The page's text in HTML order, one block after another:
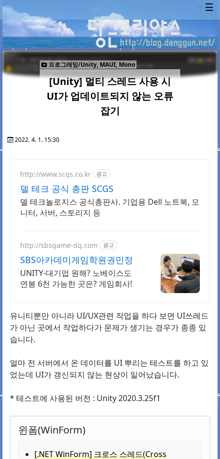
☰
프로그래밍/Unity, MAUI, Mono
[Unity] 멀티 스레드 사용 시
UI가 업데이트되지 않는 오류
잡기
2022. 4. 1. 15:30
http://www.scgs.co.kr 광고
델 테크 공식 총판 SCGS
델 테크놀로지스 공식총판사. 기업용 Dell 노트북, 모
니터, 서버, 스토리지 등
http://sbsgame-dg.com 광고
SBS아카데미게임학원권민정
UNITY-대기업 원해? 노베이스도
연봉 6천 가능한 곳은? 게임회사!
유니티뿐만 아니라 UI/UX관련 작업을 하다 보면 UI쓰레드
가 아닌 곳에서 작업하다가 문제가 생기는 경우가 종종 있
습니다.
얼마 전 서버에서 온 데이터를 UI 뿌리는 테스트를 하고 있
었는데 UI가 갱신되지 않는 현상이 일어났습니다.
* 테스트에 사용된 버전 : Unity 2020.3.25f1
윈폼(WinForm)
[.NET WinForm] 크로스 스레드(Cross